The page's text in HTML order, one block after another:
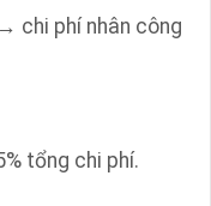
chi phí nhân công
tổng chi phí.